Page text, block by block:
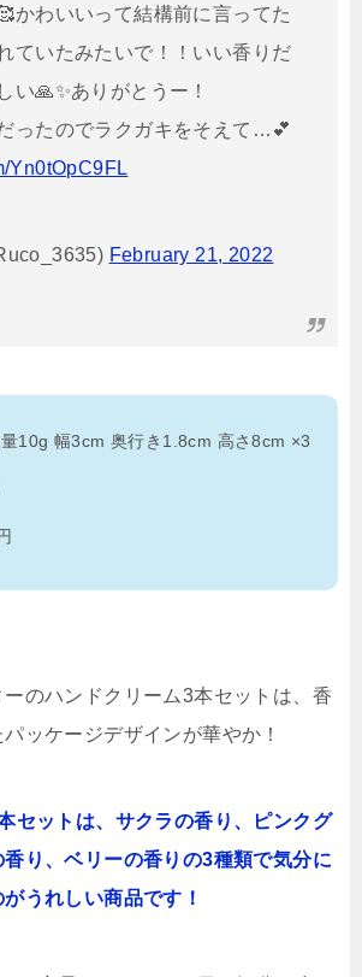
かわいいって結構前に言ってた
ていたみたいで！！いい香りだ
い🙏✨ありがとうー！
ったのでラクガキをそえて…💕
Yn0tOpC9FL
February 21, 2022
10g 幅3cm 奥行き1.8cm 高さ8cm ×3
のハンドクリーム3本セットは、香
ッケージデザインが華やか！
セットは、サクラの香り、ピンクグ
り、ベリーの香りの3種類で気分に
うれしい商品です！